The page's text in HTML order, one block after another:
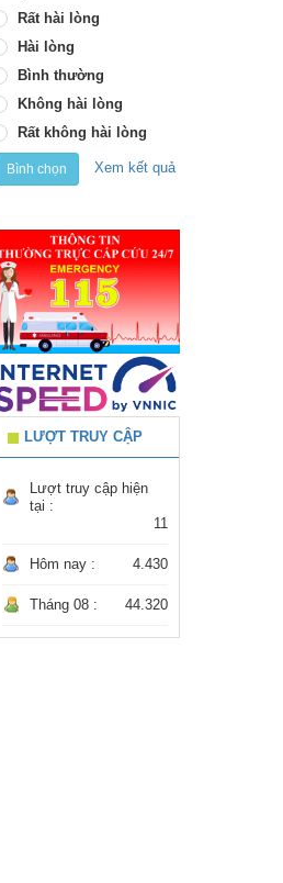
Rất hài lòng
Hài lòng
Bình thường
Không hài lòng
Rất không hài lòng
Bình chọn Xem kết quả
LƯỢT TRUY CẬP
Lượt truy cập hiện
tại :
11
Hôm nay : 4.430
Tháng 08 : 44.320